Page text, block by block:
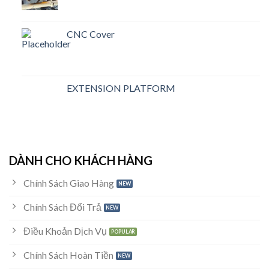
CNC Cover
EXTENSION PLATFORM
DÀNH CHO KHÁCH HÀNG
Chính Sách Giao Hàng
Chính Sách Đổi Trả
Điều Khoản Dịch Vụ
Chính Sách Hoàn Tiền